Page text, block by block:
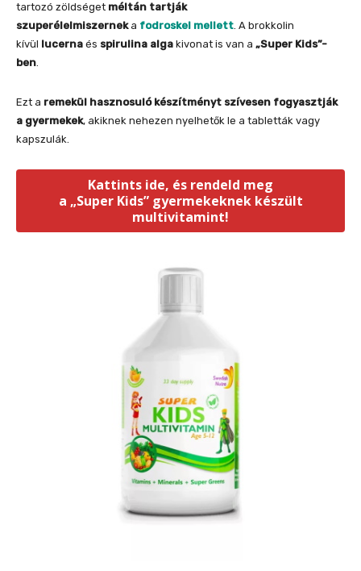
tartozó zöldséget méltán tartják
szuperélelmiszerneka fodroskel mellett . A brokkolin
kívül lucerna és spirulina alga kivonat is van a „Super Kids”-
ben
Ezt a remekül hasznosuló készítményt szívesen fogyasztják
a gyermekek, akiknek nehezen nyelhetők le a tabletták vagy
kapszulák.
Kattints ide, és rendeld meg
a „Super Kids” gyermekeknek készült
multivitamint!